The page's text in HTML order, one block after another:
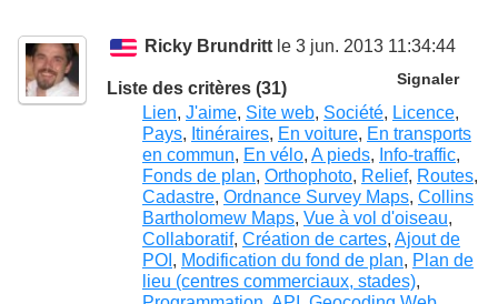
Ricky Brundritt le 3 jun. 2013 11:34:44
Signaler
Liste des critères (31)
Lien, J'aime, Site web, Société, Licence,
Pays, Itinéraires, En voiture, En transports
en commun, En vélo, A pieds, Info-traffic,
Fonds de plan, Orthophoto, Relief, Routes,
Cadastre, Ordnance Survey Maps, Collins
Bartholomew Maps, Vue à vol d'oiseau,
Collaboratif, Création de cartes, Ajout de
POI , Modification du fond de plan, Plan de
lieu (centres commerciaux, stades),